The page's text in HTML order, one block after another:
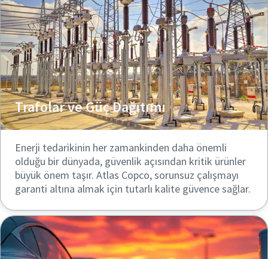
Trafolar ve Güç Dağıtımı
Enerji tedarikinin her zamankinden daha önemli
olduğu bir dünyada, güvenlik açısından kritik ürünler
büyük önem taşır. Atlas Copco, sorunsuz çalışmayı
garanti altına almak için tutarlı kalite güvence sağlar.